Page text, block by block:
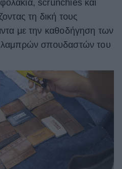
scrunchies και
τη δική τους
με την καθοδήγηση των
λαμπρών σπουδαστών του